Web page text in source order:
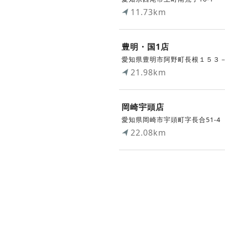
11.73km
豊明・国1店
愛知県豊明市阿野町長根１５３
21.98km
岡崎宇頭店
愛知県岡崎市宇頭町字長合51-4
22.08km